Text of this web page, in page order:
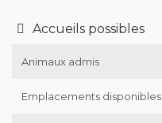
Accueils possibles
Animaux admis
Emplacements disponibles